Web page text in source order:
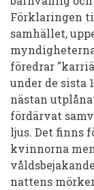
Förklaringen
samhället,
föredrar
under de sista
nästan
fördärvat
ljus. Det finns
kvinnorna
nattens